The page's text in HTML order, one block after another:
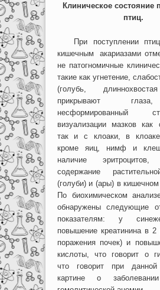
Клиническое состояние
птиц.
При поступлении
кишечным акариазами
не патогномичные
такие как угнетение,
(голубь,
прикрывают
несформированный
визуализации мазков как
так и с клоаки, в
кроме яиц, нимф и
наличие эритроцитов,
содержание
(голуби) и (ары) в
По биохимическом
обнаружены следующие
показателям: у
повышение креатинина в 2
поражения почек) и
кислоты, что говорит о
что говорит при данной
картине о